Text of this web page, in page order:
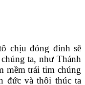
chịu đóng đinh sẽ
ta, như Thánh
mềm trái tim chúng
đức và thôi thúc ta